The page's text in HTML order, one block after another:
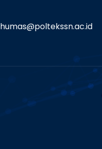
humas@poltekssn.ac.id